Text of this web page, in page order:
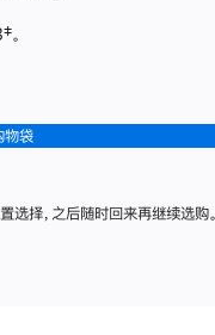
脚
‡。
物袋
选择，之后随时回来再继续选购。